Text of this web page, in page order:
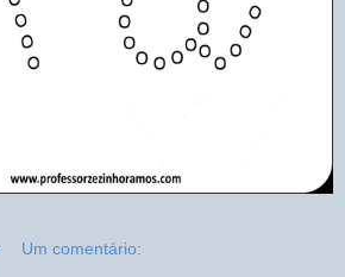
Um comentário: